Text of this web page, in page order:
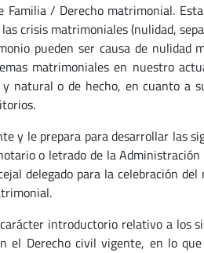
/ Derecho matrimonial.
crisis matrimoniales (nulidad,
pueden ser causa de nulidad
matrimoniales en nuestro
natural o de hecho, en cuanto a
y le prepara para desarrollar las
o letrado de la Administración
delegado para la celebración
introductorio relativo a los
el Derecho civil vigente, en lo